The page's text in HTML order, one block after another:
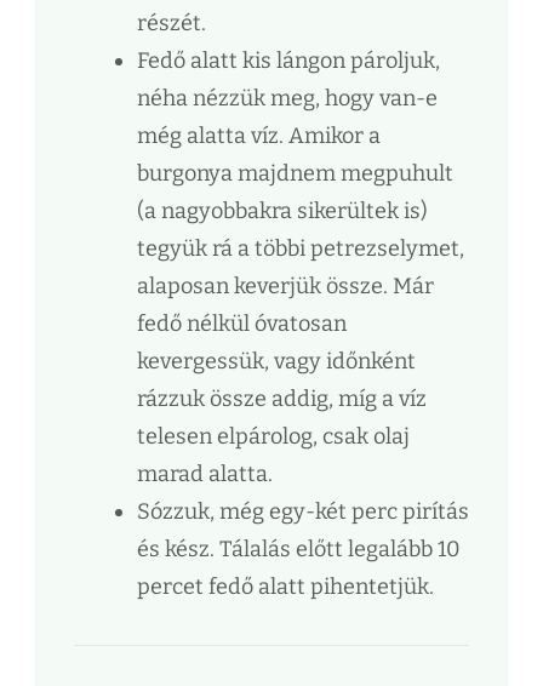
részét.
Fedő alatt kis lángon pároljuk,
néha nézzük meg, hogy van-e
még alatta víz. Amikor a
burgonya majdnem megpuhult
(a nagyobbakra sikerültek is)
tegyük rá a többi petrezselymet,
alaposan keverjük össze. Már
fedő nélkül óvatosan
kevergessük, vagy időnként
rázzuk össze addig, míg a víz
telesen elpárolog, csak olaj
marad alatta.
Sózzuk, még egy-két perc pirítás
és kész. Tálalás előtt legalább 10
percet fedő alatt pihentetjük.